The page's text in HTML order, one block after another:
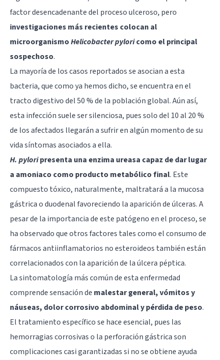
factor desencadenante del proceso ulceroso, pero
investigaciones más recientes colocan al
microorganismoHelicobacter pyloricomo el principal
sospechoso.
La mayoría de los casos reportados se asocian a esta
bacteria, que como ya hemos dicho, se encuentra en el
tracto digestivo del 50 % de la población global. Aún así,
esta infección suele ser silenciosa, pues solo del 10 al 20 %
de los afectados llegarán a sufrir en algún momento de su
vida síntomas asociados a ella.
H. pyloripresenta una enzima ureasa capaz de dar lugar
a amoniaco como producto metabólico final. Este
compuesto tóxico, naturalmente, maltratará a la mucosa
gástrica o duodenal favoreciendo la aparición de úlceras. A
pesar de la importancia de este patógeno en el proceso, se
ha observado que otros factores tales como el consumo de
fármacos antiinflamatorios no esteroideos también están
correlacionados con la aparición de la úlcera péptica.
La sintomatología más común de esta enfermedad
comprende sensación de malestar general, vómitos y
náuseas, dolor corrosivo abdominal y pérdida de peso.
El tratamiento específico se hace esencial, pues las
hemorragias corrosivas o la perforación gástrica son
complicaciones casi garantizadas si no se obtiene ayuda